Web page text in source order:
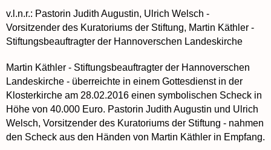
v.l.n.r.: Pastorin Judith Augustin, Ulrich Welsch -
Vorsitzender des Kuratoriums der Stiftung, Martin Käthler -
Stiftungsbeauftragter der Hannoverschen Landeskirche
Martin Käthler - Stiftungsbeauftragter der Hannoverschen
Landeskirche - überreichte in einem Gottesdienst in der
Klosterkirche am 28.02.2016 einen symbolischen Scheck in
Höhe von 40.000 Euro. Pastorin Judith Augustin und Ulrich
Welsch, Vorsitzender des Kuratoriums der Stiftung - nahmen
den Scheck aus den Händen von Martin Käthler in Empfang.